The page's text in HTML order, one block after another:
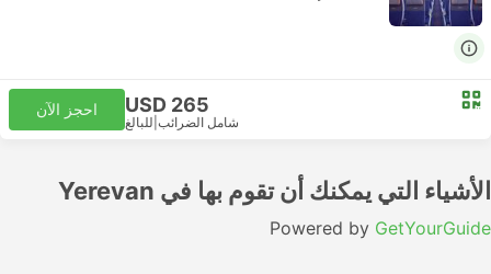
USD 265
شامل الضرائب للبالغ
احجز الآن
الأشياء التي يمكنك أن تقوم بها في Yerevan
Powered by GetYourGuide